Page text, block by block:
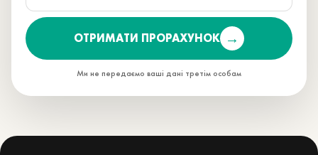
ОТРИМАТИ ПРОРАХУНОК →
Ми не передаємо ваші дані третім особам